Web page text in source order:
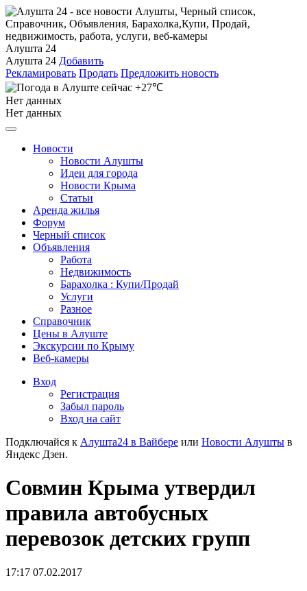
Алушта 24
Алушта 24 Добавить
Рекламировать Продать Предложить новость
+27℃
Нет данных
Нет данных
Новости
Новости Алушты
Идеи для города
Новости Крыма
Статьи
Аренда жилья
Форум
Черный список
Объявления
Работа
Недвижимость
Барахолка : Купи/Продай
Услуги
Разное
Справочник
Цены в Алуште
Экскурсии по Крыму
Веб-камеры
Вход
Регистрация
Забыл пароль
Вход на сайт
Подключайся к Алушта24 в Вайбере или Новости Алушты в
Яндекс Дзен.
Совмин Крыма утвердил
правила автобусных
перевозок детских групп
17:17 07.02.2017